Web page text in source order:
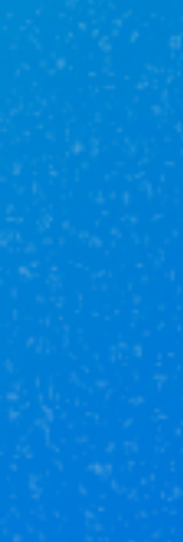
то подводные
ограничения
недвижимости
действительно
и мы подберем
поможем с
сделку.
Звоните: +7
Другие
17.04.2026
Партнерская
сделки в
приложение
10.04.2026
Платформа
которое